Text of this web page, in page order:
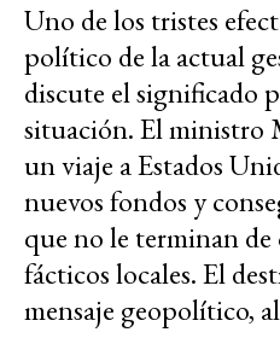
Uno de los tristes
político de la actual
discute el significado
situación. El ministro
un viaje a Estados
nuevos fondos y
que no le terminan
fácticos locales. El
mensaje geopolítico,